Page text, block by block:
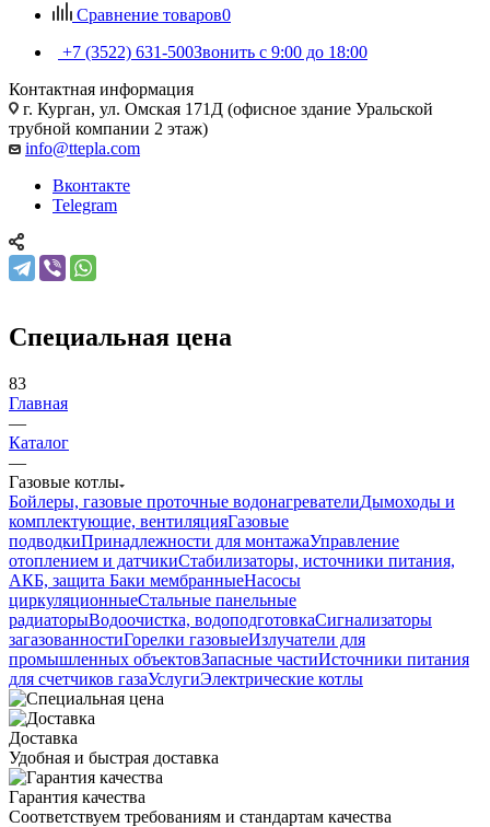
Сравнение товаров0
+7 (3522) 631-500Звонить с 9:00 до 18:00
Контактная информация
г. Курган, ул. Омская 171Д (офисное здание Уральской
трубной компании 2 этаж)
info@ttepla.com
Вконтакте
Telegram
Специальная цена
83
Главная
—
Каталог
—
Газовые котлы
Бойлеры, газовые проточные водонагревателиДымоходы и
комплектующие, вентиляцияГазовые
подводкиПринадлежности для монтажаУправление
отоплением и датчикиСтабилизаторы, источники питания,
АКБ, защита Баки мембранныеНасосы
циркуляционныеСтальные панельные
радиаторыВодоочистка, водоподготовкаСигнализаторы
загазованностиГорелки газовыеИзлучатели для
промышленных объектовЗапасные частиИсточники питания
для счетчиков газаУслугиЭлектрические котлы
Доставка
Удобная и быстрая доставка
Гарантия качества
Соответствуем требованиям и стандартам качества